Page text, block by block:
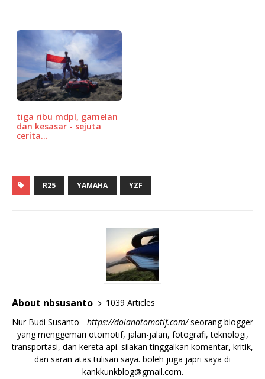
tiga ribu mdpl, gamelan
dan kesasar - sejuta
cerita…
R25 YAMAHA YZF
About nbsusanto
1039 Articles
Nur Budi Susanto - https://dolanotomotif.com/seorang blogger
yang menggemari otomotif, jalan-jalan, fotografi, teknologi,
transportasi, dan kereta api. silakan tinggalkan komentar, kritik,
dan saran atas tulisan saya. boleh juga japri saya di
kankkunkblog@gmail.com.